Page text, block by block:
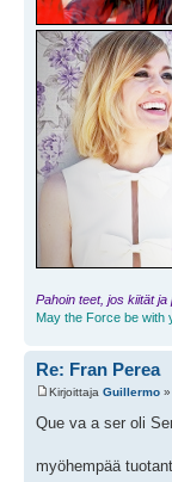
Pahoin teet, jos kiität
May the Force be with
Re: Fran Perea
Kirjoittaja Guillermo
Que va a ser oli
myöhempää